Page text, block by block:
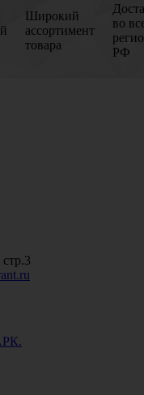
Широкий
ассортимент
товара
во
РФ